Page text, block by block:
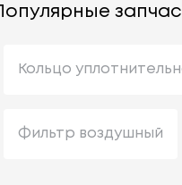
Популярные
Кольцо
Фильтр воздушный